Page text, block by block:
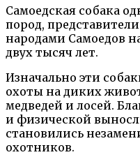
Самоедская собака
пород,
народами Самоедов
двух тысяч лет.
Изначально эти
охоты на диких
медведей и лосей.
и физической
становились
охотников.